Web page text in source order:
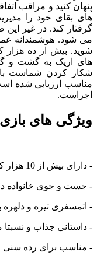
پنهان کنید و مراقب
های بقای خود را
گرفتار کند. در غیر
می شود. هوشمندانه
شوید. بیش از ده هزار
های اریک به گشت و
اجراست.
ویژگی های بازی Chicken Head :
- دارای بیش از 10 هزار کاربر
- جست و جوی خانواده
- اتمسفری تیره و دلهره
- داستانی جذاب و نسبتا
- مناسب برای رده سنی